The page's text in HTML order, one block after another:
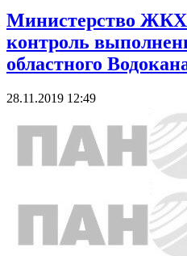
Министерство ЖКХ
контроль
областного
28.11.2019 12:49